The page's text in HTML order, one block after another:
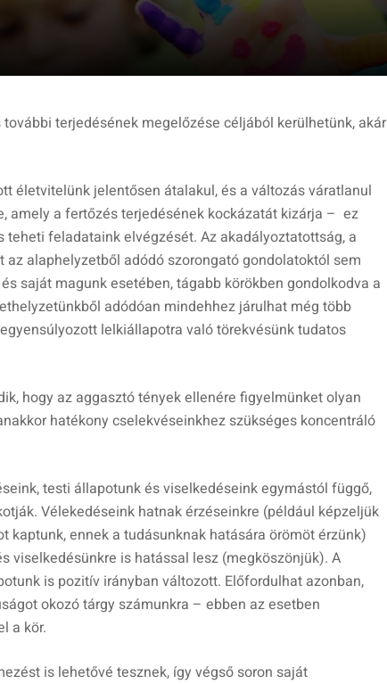
terjedésének megelőzése céljából kerülhetünk, akár
életvitelünk jelentősen átalakul, és a változás váratlanul
amely a fertőzés terjedésének kockázatát kizárja – ez
feladataink elvégzését. Az akadályoztatottság, a
alaphelyzetből adódó szorongató gondolatoktól sem
saját magunk esetében, tágabb körökben gondolkodva a
adódóan mindehhez járulhat még több
lelkiállapotra való törekvésünk tudatos
hogy az aggasztó tények ellenére figyelmünket olyan
hatékony cselekvéseinkhez szükséges koncentráló
testi állapotunk és viselkedéseink egymástól függő,
Vélekedéseink hatnak érzéseinkre (például képzeljük
kaptunk, ennek a tudásunknak hatására örömöt érzünk)
is hatással lesz (megköszönjük). A
is pozitív irányban változott. Előfordulhat azonban,
okozó tárgy számunkra – ebben az esetben
a kör.
is lehetővé tesznek, így végső soron saját